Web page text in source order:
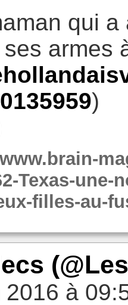
qui
armes
)
Texas-
filles-au-
à